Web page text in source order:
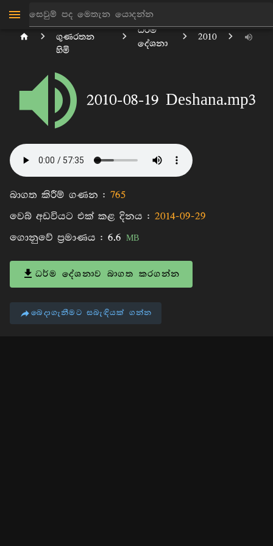
ගුණරතන
හිමි
ධර්ම
දේශනා
2010
2010-08-19 Deshana.mp3
බාගත කිරීම් ගණන : 765
වෙබ් අඩවියට එක් කළ දිනය : 2014-09-29
ගොනුවේ ප්‍රමාණය : 6.6 MB
ධර්ම දේශනාව බාගත කරගන්න
බෙදාගැනීමට සබැඳියක් ගන්න